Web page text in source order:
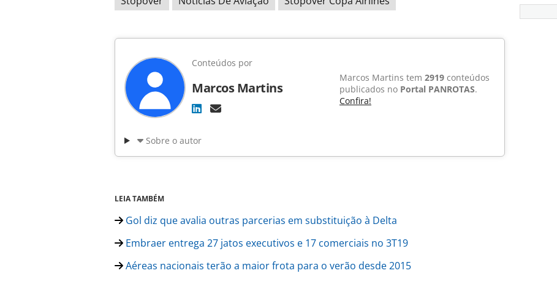
Conteúdos por
Marcos Martins
Marcos Martins tem 2919 conteúdos
publicados no Portal PANROTAS.
Confira!
Sobre o autor
LEIA TAMBÉM
Gol diz que avalia outras parcerias em substituição à Delta
Embraer entrega 27 jatos executivos e 17 comerciais no 3T19
Aéreas nacionais terão a maior frota para o verão desde 2015